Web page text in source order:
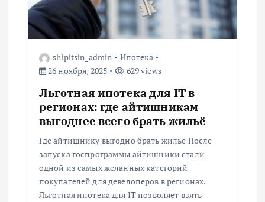
shipitsin_admin
Ипотека
26 ноября, 2025
629 views
Льготная ипотека для IT в
регионах: где айтишникам
выгоднее всего брать жильё
Где айтишнику выгодно брать жильё После
запуска госпрограммы айтишники стали
одной из самых желанных категорий
покупателей для девелоперов в регионах.
Льготная ипотека для IT позволяет взять